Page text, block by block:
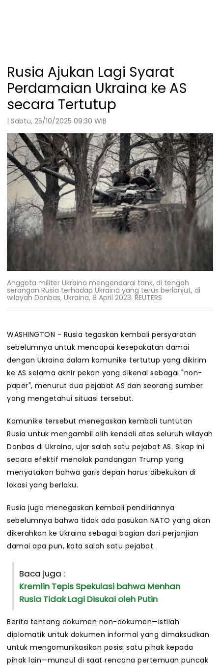
Rusia Ajukan Lagi Syarat
Perdamaian Ukraina ke AS
secara Tertutup
| Sabtu, 25/10/2025 09:30 WIB
Anggota militer Ukraina mengendarai tank, di tengah
serangan Rusia terhadap Ukraina yang terus berlanjut, di
wilayah Donbas, Ukraina, 8 April 2023. REUTERS
WASHINGTON - Rusia tegaskan kembali persyaratan
sebelumnya untuk mencapai kesepakatan damai
dengan Ukraina dalam komunike tertutup yang dikirim
ke AS selama akhir pekan yang dikenal sebagai "non-
paper", menurut dua pejabat AS dan seorang sumber
yang mengetahui situasi tersebut.
Komunike tersebut menegaskan kembali tuntutan
Rusia untuk mengambil alih kendali atas seluruh wilayah
Donbas di Ukraina, ujar salah satu pejabat AS. Sikap ini
secara efektif menolak pandangan Trump yang
menyatakan bahwa garis depan harus dibekukan di
lokasi yang berlaku.
Rusia juga menegaskan kembali pendiriannya
sebelumnya bahwa tidak ada pasukan NATO yang akan
dikerahkan ke Ukraina sebagai bagian dari perjanjian
damai apa pun, kata salah satu pejabat.
Baca juga :
Kremlin Tepis Spekulasi bahwa Menhan
Rusia Tidak Lagi Disukai oleh Putin
Berita tentang dokumen non-dokumen—istilah
diplomatik untuk dokumen informal yang dimaksudkan
untuk mengomunikasikan posisi satu pihak kepada
pihak lain—muncul di saat rencana pertemuan puncak